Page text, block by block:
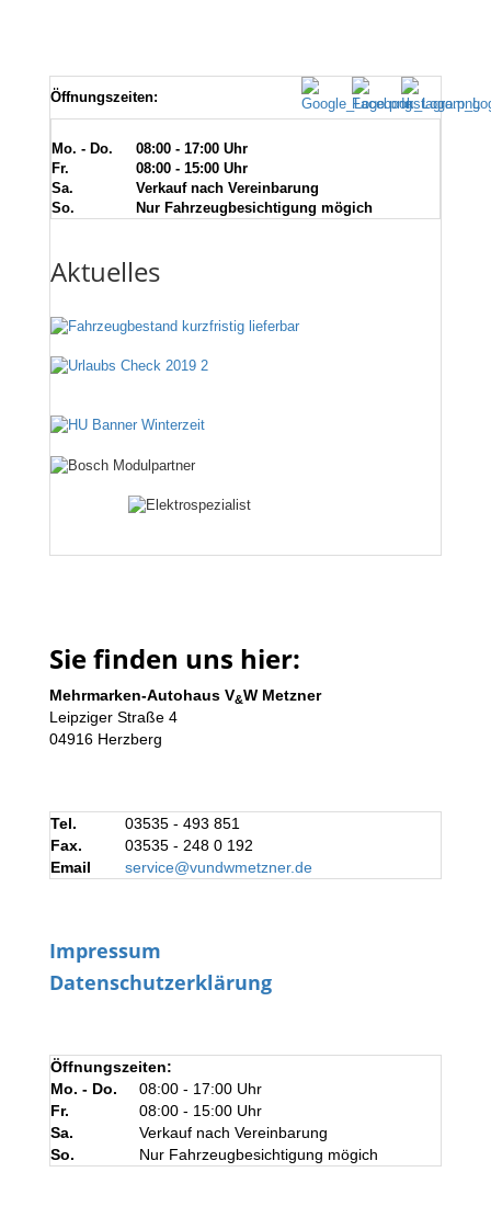
Öffnungszeiten:
Mo. - Do.
08:00 - 17:00 Uhr
Fr.
08:00 - 15:00 Uhr
Sa.
Verkauf nach Vereinbarung
So.
Nur Fahrzeugbesichtigung mögich
Aktuelles
Sie finden uns hier:
Mehrmarken-Autohaus V&W Metzner
Leipziger Straße 4
04916 Herzberg
Tel.
03535 - 493 851
Fax.
03535 - 248 0 192
Email
service@vundwmetzner.de
Impressum
Datenschutzerklärung
Öffnungszeiten:
Mo. - Do.
08:00 - 17:00 Uhr
Fr.
08:00 - 15:00 Uhr
Sa.
Verkauf nach Vereinbarung
So.
Nur Fahrzeugbesichtigung mögich